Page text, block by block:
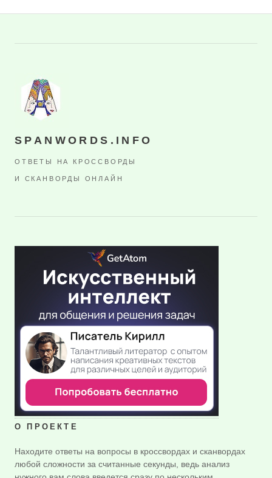
SPANWORDS.INFO
ОТВЕТЫ НА КРОССВОРДЫ
И СКАНВОРДЫ ОНЛАЙН
О ПРОЕКТЕ
Находите ответы на вопросы в кроссвордах и сканвордах
любой сложности за считанные секунды, ведь анализ